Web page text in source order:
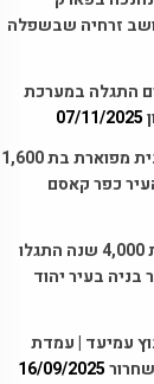
זרחיה שבשפלה
התגלה במערכת
07/11/2025
שרידי אחוזה שומרונית מפוארת בת 1,600
כפר קאסם
פתילות קדומות בנות 4,000 שנה התגלו
בעיר יהוד
עמיעד | עמדת
16/09/2025